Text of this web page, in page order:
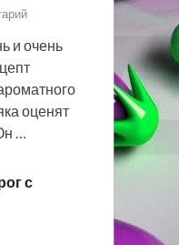
и очень
оценят
…
с